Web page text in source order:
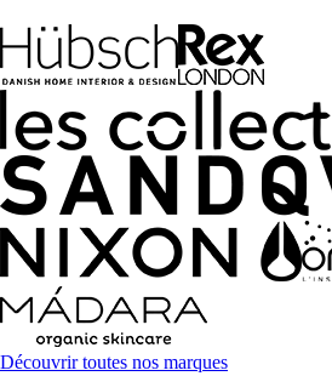
Découvrir toutes nos marques